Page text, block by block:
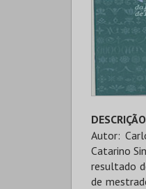
DESCRIÇÃO
Autor:
Catarino
resultado
de